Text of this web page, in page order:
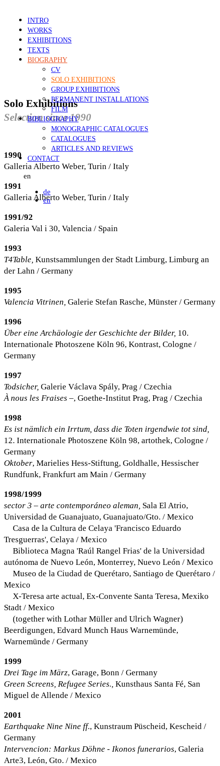
INTRO
WORKS
EXHIBITIONS
TEXTS
BIOGRAPHY
CV
SOLO EXHIBITIONS
GROUP EXHIBITIONS
PERMANENT INSTALLATIONS
FILM
BIBLIOGRAPHY
MONOGRAPHIC CATALOGUES
CATALOGUES
ARTICLES AND REVIEWS
CONTACT
en
de
en
Solo Exhibitions
Selection since 1990
1990
Galleria Alberto Weber, Turin / Italy
1991
Galleria Alberto Weber, Turin / Italy
1991/92
Galeria Val i 30, Valencia / Spain
1993
T4Table, Kunstsammlungen der Stadt Limburg, Limburg an
der Lahn / Germany
1995
Valencia Vitrinen, Galerie Stefan Rasche, Münster / Germany
1996
Über eine Archäologie der Geschichte der Bilder, 10.
Internationale Photoszene Köln 96, Kontrast, Cologne /
Germany
1997
Todsicher, Galerie Václava Spály, Prag / Czechia
À nous les Fraises –, Goethe-Institut Prag, Prag / Czechia
1998
Es ist nämlich ein Irrtum, dass die Toten irgendwie tot sind,
12. Internationale Photoszene Köln 98, artothek, Cologne /
Germany
Oktober, Marielies Hess-Stiftung, Goldhalle, Hessischer
Rundfunk, Frankfurt am Main / Germany
1998/1999
sector 3 – arte contemporáneo aleman, Sala El Atrio,
Universidad de Guanajuato, Guanajuato/Gto. / Mexico
Casa de la Cultura de Celaya 'Francisco Eduardo
Tresguerras', Celaya / Mexico
Biblioteca Magna 'Raúl Rangel Frias' de la Universidad
autónoma de Nuevo León, Monterrey, Nuevo León / Mexico
Museo de la Ciudad de Querétaro, Santiago de Querétaro /
Mexico
X-Teresa arte actual, Ex-Convente Santa Teresa, Mexiko
Stadt / Mexico
(together with Lothar Müller and Ulrich Wagner)
Beerdigungen, Edvard Munch Haus Warnemünde,
Warnemünde / Germany
1999
Drei Tage im März, Garage, Bonn / Germany
Green Screens, Refugee Series., Kunsthaus Santa Fé, San
Miguel de Allende / Mexico
2001
Earthquake Nine Nine ff., Kunstraum Püscheid, Kescheid /
Germany
Intervencion: Markus Döhne - Ikonos funerarios, Galeria
Arte3, León, Gto. / Mexico